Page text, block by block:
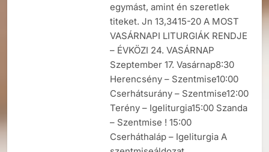
egymást, amint én szeretlek
titeket. Jn 13,3415-20 A MOST
VASÁRNAPI LITURGIÁK RENDJE
– ÉVKÖZI 24. VASÁRNAP
Szeptember 17. Vasárnap8:30
Herencsény – Szentmise10:00
Cserhátsurány – Szentmise12:00
Terény – Igeliturgia15:00 Szanda
– Szentmise ! 15:00
Cserháthaláp – Igeliturgia A